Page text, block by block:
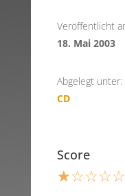
Veröffentlicht
18. Mai 2003
Abgelegt unter:
CD
Score
☆☆☆☆☆